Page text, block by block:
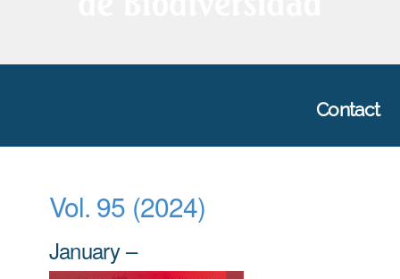
Contact
Vol. 95 (2024)
January –